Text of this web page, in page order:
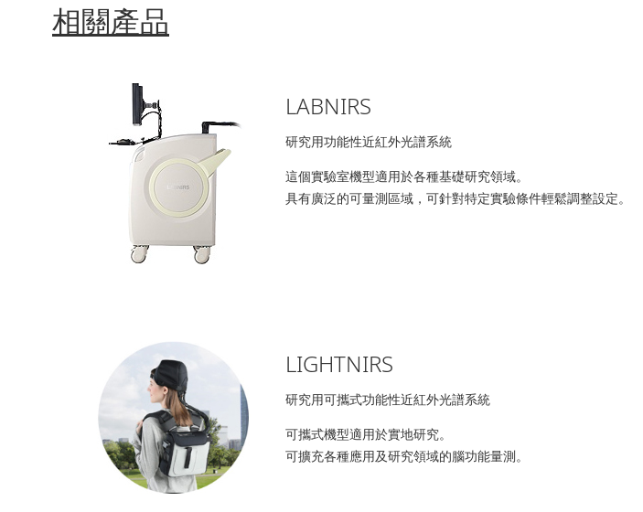
相關產品
LABNIRS
研究用功能性近紅外光譜系統
這個實驗室機型適用於各種基礎研究領域。
具有廣泛的可量測區域，可針對特定實驗條件輕鬆調整設定。
LIGHTNIRS
研究用可攜式功能性近紅外光譜系統
可攜式機型適用於實地研究。
可擴充各種應用及研究領域的腦功能量測。